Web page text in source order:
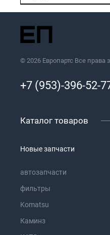
© 2026 Европартс Все
+7 (953)-396-52-
Каталог товаров
Новые запчасти
автозапчасти
фильтры
Komatsu
Каминз